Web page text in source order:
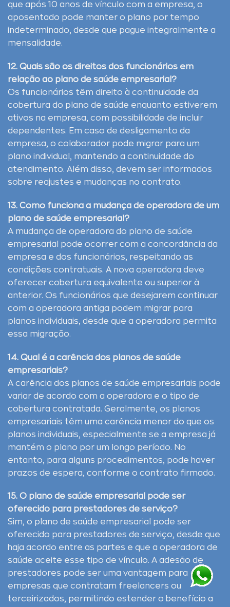
que após 10 anos de vínculo com a empresa, o
aposentado pode manter o plano por tempo
indeterminado, desde que pague integralmente a
mensalidade.
12. Quais são os direitos dos funcionários em
relação ao plano de saúde empresarial?
Os funcionários têm direito à continuidade da
cobertura do plano de saúde enquanto estiverem
ativos na empresa, com possibilidade de incluir
dependentes. Em caso de desligamento da
empresa, o colaborador pode migrar para um
plano individual, mantendo a continuidade do
atendimento. Além disso, devem ser informados
sobre reajustes e mudanças no contrato.
13. Como funciona a mudança de operadora de um
plano de saúde empresarial?
A mudança de operadora do plano de saúde
empresarial pode ocorrer com a concordância da
empresa e dos funcionários, respeitando as
condições contratuais. A nova operadora deve
oferecer cobertura equivalente ou superior à
anterior. Os funcionários que desejarem continuar
com a operadora antiga podem migrar para
planos individuais, desde que a operadora permita
essa migração.
14. Qual é a carência dos planos de saúde
empresariais?
A carência dos planos de saúde empresariais pode
variar de acordo com a operadora e o tipo de
cobertura contratada. Geralmente, os planos
empresariais têm uma carência menor do que os
planos individuais, especialmente se a empresa já
mantém o plano por um longo período. No
entanto, para alguns procedimentos, pode haver
prazos de espera, conforme o contrato firmado.
15. O plano de saúde empresarial pode ser
oferecido para prestadores de serviço?
Sim, o plano de saúde empresarial pode ser
oferecido para prestadores de serviço, desde que
haja acordo entre as partes e que a operadora de
saúde aceite esse tipo de vínculo. A adesão de
prestadores pode ser uma vantagem para
empresas que contratam freelancers ou
terceirizados, permitindo estender o benefício a